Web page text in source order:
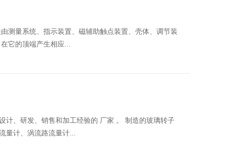
测量系统、指示装置、磁辅助触点装置、壳体、调节装
它的顶端产生相应...
计、研发、销售和加工经验的 厂家 。 制造的玻璃转子
量计、涡流路流量计...